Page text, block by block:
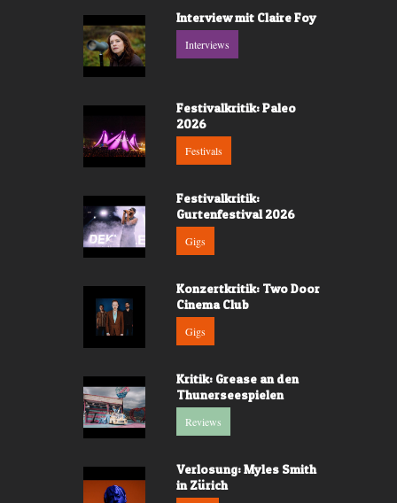
Interview mit Claire Foy
Interviews
Festivalkritik: Paleo
2026
Festivals
Festivalkritik:
Gurtenfestival 2026
Gigs
Konzertkritik: Two Door
Cinema Club
Gigs
Kritik: Grease an den
Thunerseespielen
Reviews
Verlosung: Myles Smith
in Zürich